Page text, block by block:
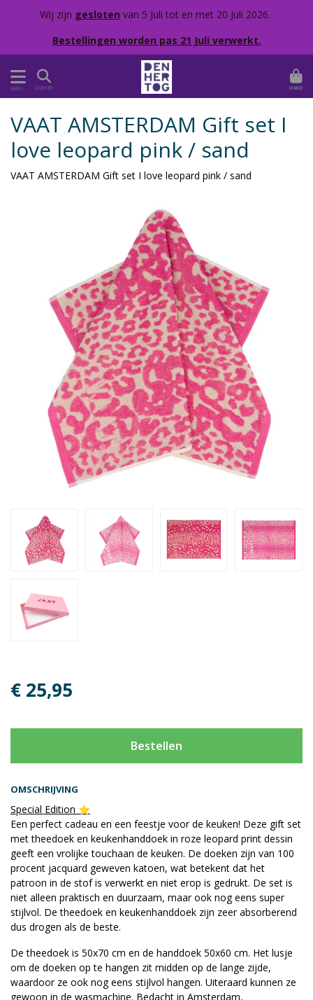
Wij zijn gesloten van 5 Juli tot en met 20 Juli 2026.
Bestellingen worden pas 21 Juli verwerkt.
MENU ZOEKEN MAND
OMSCHRIJVING
Special Edition ⭐️
Een perfect cadeau en een feestje voor de keuken! Deze gift set
met theedoek en keukenhanddoek in roze leopard print dessin
geeft een vrolijke touchaan de keuken. De doeken zijn van 100
procent jacquard geweven katoen, wat betekent dat het
patroon in de stof is verwerkt en niet erop is gedrukt. De set is
niet alleen praktisch en duurzaam, maar ook nog eens super
stijlvol. De theedoek en keukenhanddoek zijn zeer absorberend
dus drogen als de beste.
De theedoek is 50x70 cm en de handdoek 50x60 cm. Het lusje
om de doeken op te hangen zit midden op de lange zijde,
waardoor ze ook nog eens stijlvol hangen. Uiteraard kunnen ze
gewoon in de wasmachine. Bedacht in Amsterdam,
VAAT AMSTERDAM Gift set I
love leopard pink / sand
VAAT AMSTERDAM Gift set I love leopard pink / sand
€ 25,95
Bestellen